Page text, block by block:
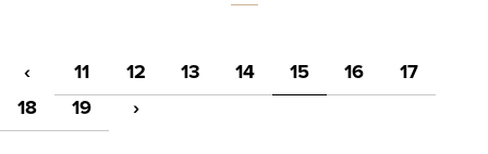
‹ 11 12 13 14 15 16
17
18
19 ›